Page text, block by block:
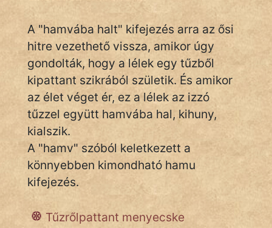
TÖRTÉNELEM
Népszerű szerzőink:
cinege
fantom
Hunor
Jób Gedeon
Láron Ádám
mikkamakka
A "hamvába halt" kifejezés arra az ősi
hitre vezethető vissza, amikor úgy
gondolták, hogy a lélek egy tűzből
kipattant szikrából születik. És amikor
az élet véget ér, ez a lélek az izzó
tűzzel együtt hamvába hal, kihuny,
kialszik.
A "hamv" szóból keletkezett a
könnyebben kimondható hamu
kifejezés.
Tűzrőlpattant menyecske